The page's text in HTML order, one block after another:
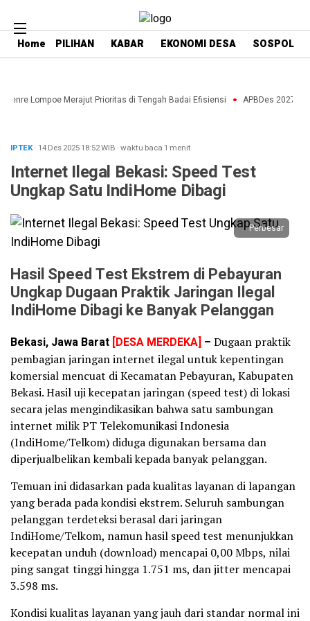
Home PILIHAN KABAR EKONOMI DESA SOSPOL
Lompoe Merajut Prioritas di Tengah Badai Efisiensi APBDes 2027:
IPTEK· 14 Des 202518:52WIB ·waktu baca 1 menit
Internet Ilegal Bekasi: Speed Test
Ungkap Satu IndiHome Dibagi
Perbesar
Hasil Speed Test Ekstrem di Pebayuran
Ungkap Dugaan Praktik Jaringan Ilegal
IndiHome Dibagi ke Banyak Pelanggan
Bekasi, Jawa Barat [DESA MERDEKA] – Dugaan praktik
pembagian jaringan internet ilegal untuk kepentingan
komersial mencuat di Kecamatan Pebayuran, Kabupaten
Bekasi. Hasil uji kecepatan jaringan (speed test) di lokasi
secara jelas mengindikasikan bahwa satu sambungan
internet milik PT Telekomunikasi Indonesia
(IndiHome/Telkom) diduga digunakan bersama dan
diperjualbelikan kembali kepada banyak pelanggan.
Temuan ini didasarkan pada kualitas layanan di lapangan
yang berada pada kondisi ekstrem. Seluruh sambungan
pelanggan terdeteksi berasal dari jaringan
IndiHome/Telkom, namun hasil speed test menunjukkan
kecepatan unduh (download) mencapai 0,00 Mbps, nilai
ping sangat tinggi hingga 1.751 ms, dan jitter mencapai
3.598 ms.
Kondisi kualitas layanan yang jauh dari standar normal ini